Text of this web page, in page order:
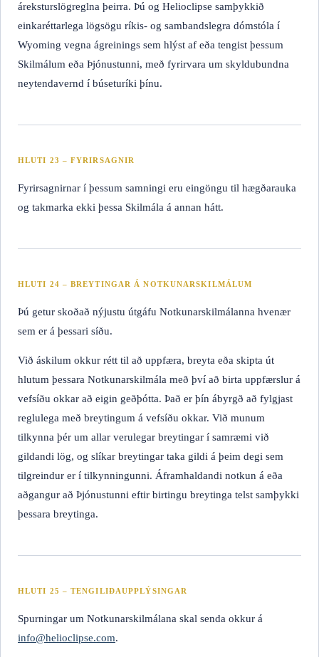
áreksturslögreglna þeirra. Þú og Helioclipse samþykkið
einkaréttarlega lögsögu ríkis- og sambandslegra dómstóla í
Wyoming vegna ágreinings sem hlýst af eða tengist þessum
Skilmálum eða Þjónustunni, með fyrirvara um skyldubundna
neytendavernd í búseturíki þínu.
HLUTI 23 – FYRIRSAGNIR
Fyrirsagnirnar í þessum samningi eru eingöngu til hægðarauka
og takmarka ekki þessa Skilmála á annan hátt.
HLUTI 24 – BREYTINGAR Á NOTKUNARSKILMÁLUM
Þú getur skoðað nýjustu útgáfu Notkunarskilmálanna hvenær
sem er á þessari síðu.
Við áskilum okkur rétt til að uppfæra, breyta eða skipta út
hlutum þessara Notkunarskilmála með því að birta uppfærslur á
vefsíðu okkar að eigin geðþótta. Það er þín ábyrgð að fylgjast
reglulega með breytingum á vefsíðu okkar. Við munum
tilkynna þér um allar verulegar breytingar í samræmi við
gildandi lög, og slíkar breytingar taka gildi á þeim degi sem
tilgreindur er í tilkynningunni. Áframhaldandi notkun á eða
aðgangur að Þjónustunni eftir birtingu breytinga telst samþykki
þessara breytinga.
HLUTI 25 – TENGILIÐAUPPLÝSINGAR
Spurningar um Notkunarskilmálana skal senda okkur á
info@helioclipse.com.